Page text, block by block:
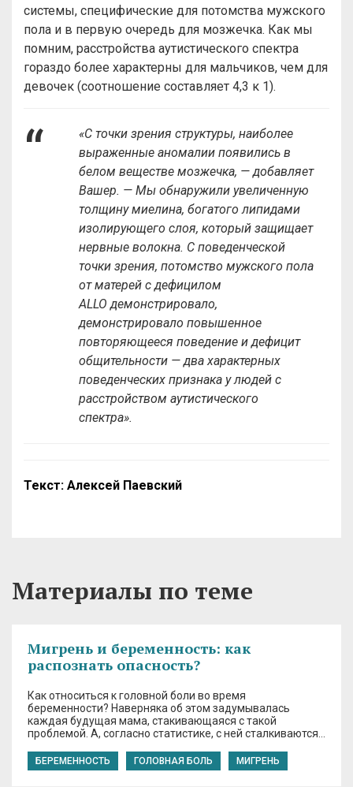
системы, специфические для потомства мужского
пола и в первую очередь для мозжечка. Как мы
помним, расстройства аутистического спектра
гораздо более характерны для мальчиков, чем для
девочек (соотношение составляет 4,3 к 1).
«С точки зрения структуры, наиболее
выраженные аномалии появились в
белом веществе мозжечка, — добавляет
Вашер. — Мы обнаружили увеличенную
толщину миелина, богатого липидами
изолирующего слоя, который защищает
нервные волокна. С поведенческой
точки зрения, потомство мужского пола
от матерей с дефицилом
ALLO демонстрировало,
демонстрировало повышенное
повторяющееся поведение и дефицит
общительности — два характерных
поведенческих признака у людей с
расстройством аутистического
спектра».
Текст: Алексей Паевский
Материалы по теме
Мигрень и беременность: как
распознать опасность?
Как относиться к головной боли во время
беременности? Наверняка об этом задумывалась
каждая будущая мама, стакивающаяся с такой
проблемой. А, согласно статистике, с ней сталкиваются…
БЕРЕМЕННОСТЬ ГОЛОВНАЯ БОЛЬ МИГРЕНЬ